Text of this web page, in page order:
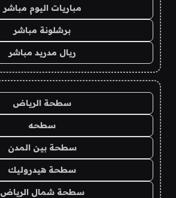
مباريات اليوم مباشر
برشلونة مباشر
ريال مدريد مباشر
سطحة الرياض
سطحه
سطحة بين المدن
سطحة هيدروليك
سطحة شمال الرياض